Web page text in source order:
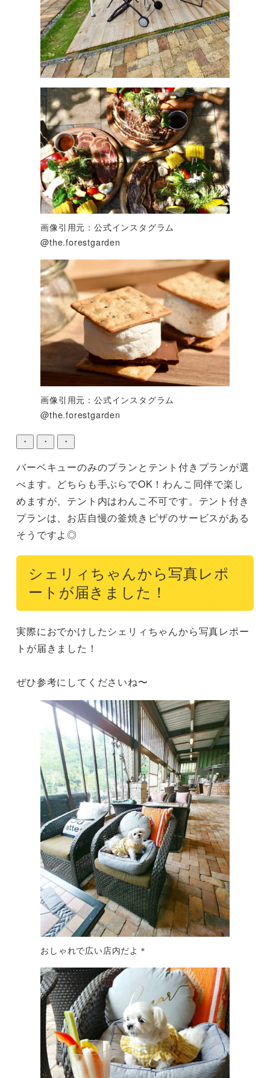
画像引用元：公式インスタグラム
@the.forestgarden
画像引用元：公式インスタグラム
@the.forestgarden
・ ・ ・
バーベキューのみのプランとテント付きプランが選
べます。どちらも手ぶらでOK！わんこ同伴で楽し
めますが、テント内はわんこ不可です。テント付き
プランは、お店自慢の釜焼きピザのサービスがある
そうですよ◎
シェリィちゃんから写真レポ
ートが届きました！
実際におでかけしたシェリィちゃんから写真レポー
トが届きました！
ぜひ参考にしてくださいね〜
おしゃれで広い店内だよ＊